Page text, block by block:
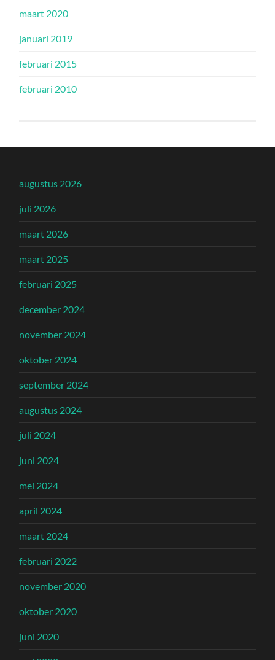
maart 2020
januari 2019
februari 2015
februari 2010
augustus 2026
juli 2026
maart 2026
maart 2025
februari 2025
december 2024
november 2024
oktober 2024
september 2024
augustus 2024
juli 2024
juni 2024
mei 2024
april 2024
maart 2024
februari 2022
november 2020
oktober 2020
juni 2020